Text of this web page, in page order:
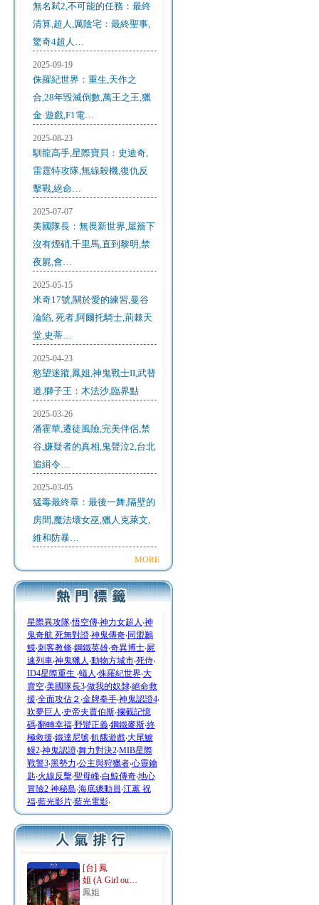
無名弒2,不可能的任務：最終
清算,超人,厲陰宅：最終聖事,
驚奇4超人…
2025-09-19
侏羅紀世界：重生,天作之
合,28年毀滅倒數,萬王之王,獵
金·遊戲,F1電…
2025-08-23
馴龍高手,星際寶貝：史迪奇,
雷霆特攻隊,無線殺機,復仇反
擊戰,絕命…
2025-07-07
美國隊長：無畏新世界,屋簷下
沒有煙硝,千里馬,直到黎明,禁
夜屍,會…
2025-05-15
米奇17號,關於愛的練習,曼谷
淪陷, 死者,阿爾托騎士,荊棘天
堂,史蒂…
2025-04-23
慾望迷蹤,鳳姐,神鬼戰士II,武替
道,獅子王：木法沙,臨界點
2025-03-26
潘霍華,遷徒風險,完美伴侶,禁
谷,嫌疑者的真相,鬼聲泣2,台北
追緝令…
2025-03-05
猛毒最終章：最後一舞,隔壁的
房間,魔法壞女巫,獵人克萊文,
維和防暴…
MORE
星際異攻隊‧悟空傳‧神力女超人 ‧神
鬼奇航 死無對證‧神鬼傳奇‧同盟鶼
鰈‧刺客教條‧鋼鐵英雄‧奇異博士‧屍
速列車‧神鬼獵人 ‧動物方城市‧死侍‧
ID4星際重生 ‧蟻人 ‧侏羅紀世界‧大
賣空‧美國隊長3‧做我的奴隸‧絕命救
援‧全面攻佔２ ‧金牌拳手‧神鬼認證4‧
吹夢巨人 ‧史帝夫賈伯斯‧攔截記憶
碼‧翻轉幸福‧野蠻正義‧鋼鐵麥斯‧終
極救援‧鐵達尼號‧飢餓遊戲‧大尾鱸
鰻2‧神鬼認證‧舞力對決2‧MIB星際
戰警3‧黑勢力‧公主與狩獵者‧心靈鑰
匙‧火線反擊‧聖母峰‧白鯨傳奇‧地心
冒險2 神秘島‧海底總動員‧江蕙 祝
福‧藍光影片‧藍光電影‧
[台] 鳳
姐 (A Girl ou…
鳳姐